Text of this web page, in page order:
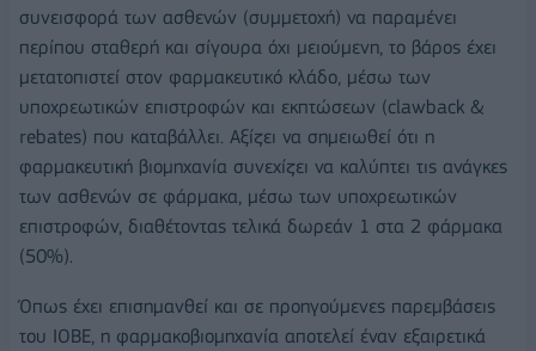
συνεισφορά των ασθενών (συμμετοχή) να παραμένει
περίπου σταθερή και σίγουρα όχι μειούμενη, το βάρος έχει
μετατοπιστεί στον φαρμακευτικό κλάδο, μέσω των
υποχρεωτικών επιστροφών και εκπτώσεων (clawback &
rebates) που καταβάλλει. Αξίζει να σημειωθεί ότι η
φαρμακευτική βιομηχανία συνεχίζει να καλύπτει τις ανάγκες
των ασθενών σε φάρμακα, μέσω των υποχρεωτικών
επιστροφών, διαθέτοντας τελικά δωρεάν 1 στα 2 φάρμακα
(50%).
Όπως έχει επισημανθεί και σε προηγούμενες παρεμβάσεις
του ΙΟΒΕ, η φαρμακοβιομηχανία αποτελεί έναν εξαιρετικά